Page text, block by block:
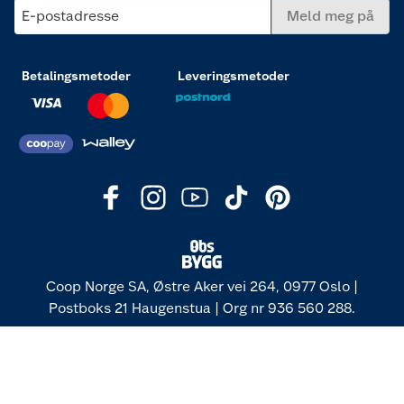
E-postadresse Meld meg på
Betalingsmetoder Leveringsmetoder
Coop Norge SA, Østre Aker vei 264, 0977 Oslo |
Postboks 21 Haugenstua | Org nr 936 560 288.